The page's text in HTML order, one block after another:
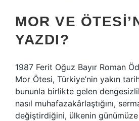
MOR VE
YAZDI?
1987 Ferit Oğuz Bayır Roman
Mor Ötesi, Türkiye’nin yakın
bununla birlikte gelen
nasıl muhafazakârlaştığını,
değiştirdiğini, ülkenin